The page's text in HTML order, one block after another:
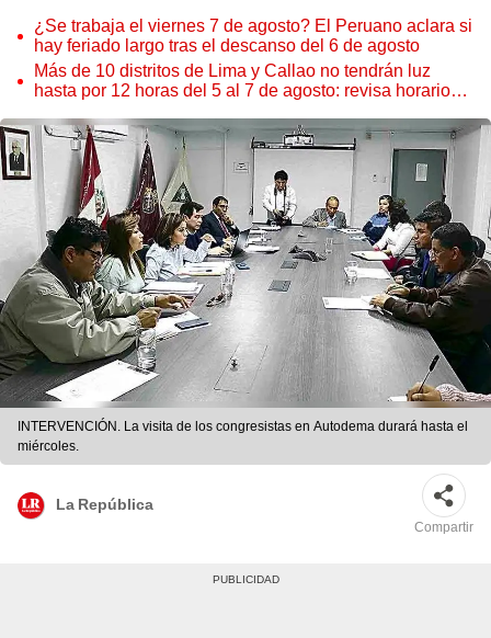
¿Se trabaja el viernes 7 de agosto? El Peruano aclara si
hay feriado largo tras el descanso del 6 de agosto
Más de 10 distritos de Lima y Callao no tendrán luz
hasta por 12 horas del 5 al 7 de agosto: revisa horarios y
INTERVENCIÓN. La visita de los congresistas en Autodema durará hasta el
miércoles.
La República
Compartir